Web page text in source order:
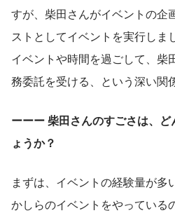
すが、柴田さんがイベントの企
ストとしてイベントを実行しま
イベントや時間を過ごして、柴
務委託を受ける、という深い関
ーーー 柴田さんのすごさは、
ょうか？
まずは、イベントの経験量が多
かしらのイベントをやっている